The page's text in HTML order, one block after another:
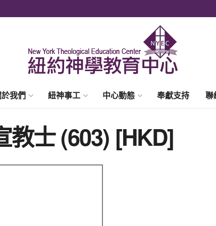
我們 紐神事工 中心動態 奉獻支持 聯
士 (603) [HKD]